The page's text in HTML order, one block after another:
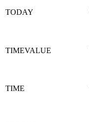
TODAY
TIMEVALUE
TIME